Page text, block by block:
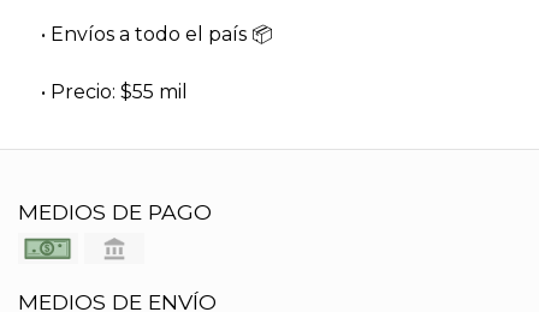
• Envíos a todo el país 📦
• Precio: $55 mil
MEDIOS DE PAGO
MEDIOS DE ENVÍO